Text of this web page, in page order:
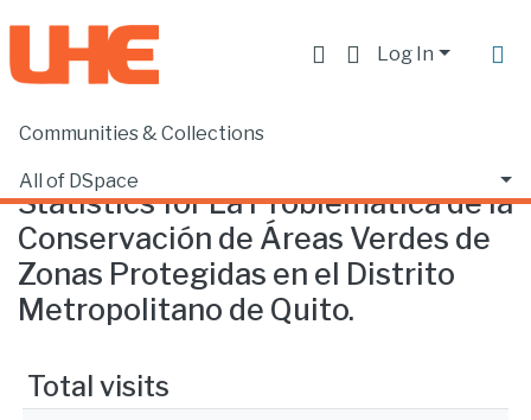
Log In
Communities & Collections
All of DSpace
Home Statistics
Statistics for La Problemática de la
Conservación de Áreas Verdes de
Zonas Protegidas en el Distrito
Metropolitano de Quito.
Total visits